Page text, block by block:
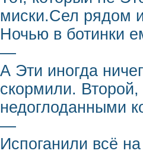
миски.Сел рядом
Ночью в ботинки
—
А Эти иногда
скормили.
недоглоданными
—
Испоганили всё